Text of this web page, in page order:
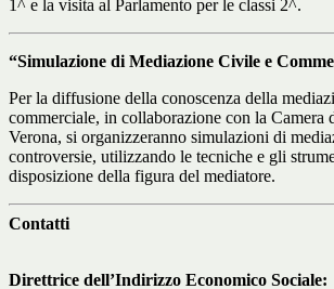
1^ e la visita al Parlamento per le classi 2^.
“Simulazione di Mediazione Civile e
Per la diffusione della conoscenza della
commerciale, in collaborazione con la Camera
Verona, si organizzeranno simulazioni di
controversie, utilizzando le tecniche e gli
disposizione della figura del mediatore.
Contatti
Direttrice dell’Indirizzo Economico Sociale: